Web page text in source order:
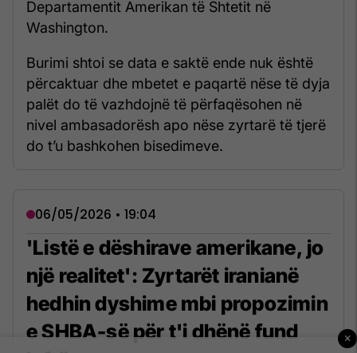
Departamentit Amerikan të Shtetit në
Washington.
Burimi shtoi se data e saktë ende nuk është
përcaktuar dhe mbetet e paqartë nëse të dyja
palët do të vazhdojnë të përfaqësohen në
nivel ambasadorësh apo nëse zyrtarë të tjerë
do t’u bashkohen bisedimeve.
06/05/2026 • 19:04
'Listë e dëshirave amerikane, jo
një realitet': Zyrtarët iranianë
hedhin dyshime mbi propozimin
e SHBA-së për t'i dhënë fund
×